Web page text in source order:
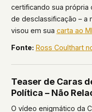
certificando sua
de desclassificação – a
visou em sua carta ao
Fonte: Ross Coulthart
Teaser de Caras
Política – Não
O vídeo enigmático da